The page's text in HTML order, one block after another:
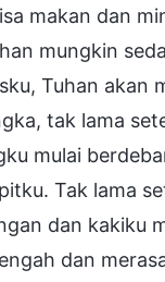
makan dan
mungkin
Tuhan akan
tak lama
mulai
Tak lama
dan kakiku
dan